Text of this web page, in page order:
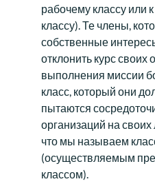
рабочему классу или
классу). Те члены,
собственные
отклонить курс своих
выполнения миссии
класс, который они
пытаются
организаций на
что мы называем
(осуществляемым
классом).